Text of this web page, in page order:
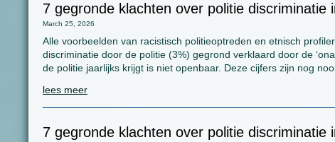
7 gegronde klachten over politie discriminatie
March 25, 2026
Alle voorbeelden van racistisch politieoptreden en etnisch
discriminatie door de politie (3%) gegrond verklaard door de
de politie jaarlijks krijgt is niet openbaar. Deze cijfers zijn nog
lees meer
7 gegronde klachten over politie discriminatie